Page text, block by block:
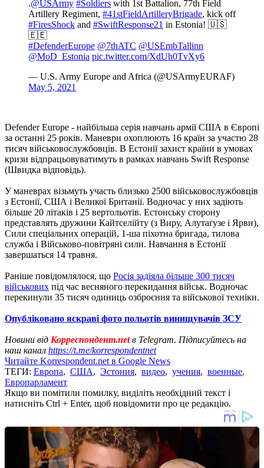
.@USArmy #Soldiers with 1st Battalion, 77th Field
Artillery Regiment, #41stFieldArtilleryBrigade, kick off
#FiresShock and #SwiftResponse21 in Estonia! 🇺🇸
🇪🇪
#DefenderEurope @7thATC @USEmbTallinn
@MoD_Estonia pic.twitter.com/XdUh0TvXy6
— U.S. Army Europe and Africa (@USArmyEURAF)
May 5, 2021
Defender Europe - найбільша серія навчань армії США в Європі
за останні 25 років. Маневри охоплюють 16 країн за участю 28
тисяч військовослужбовців. В Естонії захист країни в умовах
кризи відпрацьовуватимуть в рамках навчань Swift Response
(Швидка відповідь).
У маневрах візьмуть участь близько 2500 військовослужбовців
з Естонії, США і Великої Британії. Водночас у них задіють
більше 20 літаків і 25 вертольотів. Естонську сторону
представлять ​​дружини Кайтселійту (з Виру, Алутаґузе і Ярви),
Сили спеціальних операцій, 1-ша піхотна бригада, тилова
служба і Військово-повітряні сили. Навчання в Естонії
завершаться 14 травня.
Раніше повідомлялося, що Росія задіяла більше 300 тисяч
військових під час весняного перекидання військ. Водночас
перекинули 35 тисяч одиниць озброєння та військової техніки.
Опубліковано яскраві фото польотів винищувачів ЗСУ
Новини від Корреспондент.netв Telegram. Підписуйтесь на
наш канал https://t.me/korrespondentnet
Читайте Korrespondent.net в Google News
ТЕГИ: Европа, США, Эстония, видео, учения, военные,
Европарламент
Якщо ви помітили помилку, виділіть необхідний текст і
натисніть Ctrl + Enter, щоб повідомити про це редакцію.